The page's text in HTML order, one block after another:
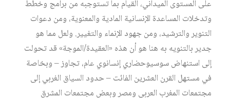
على المستوى الميداني، القيام بما تستوجبه من برامج وخطط
وتدخلات المساعدة الإنسانية المادية والمعنوية، ومن دعوات
التنوير والترشيد، ومن جهود الإنماء والتغيير. ولعل مما هو
جدير بالتنويه به هنا هو أن هذه «العقيدة/الموجة» قد تحولت
إلى استنهاض سوسيوحضاري إنسانوي عام، تجاوز – وبخاصة
في مستهل القرن العشرين الفائت – حدود السياق الغربي إلى
مجتمعات المغرب العربي ومصر وبعض مجتمعات المشرق